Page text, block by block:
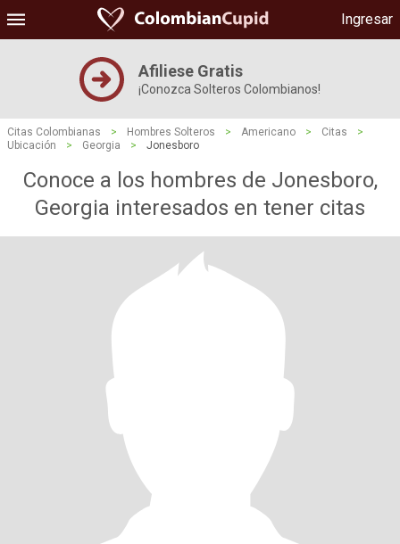
Ingresar
Afiliese Gratis
¡Conozca Solteros Colombianos!
Citas Colombianas > Hombres Solteros > Americano > Citas
>
Ubicación
> Georgia > Jonesboro
Conoce a los hombres de Jonesboro,
Georgia interesados ​​en tener citas